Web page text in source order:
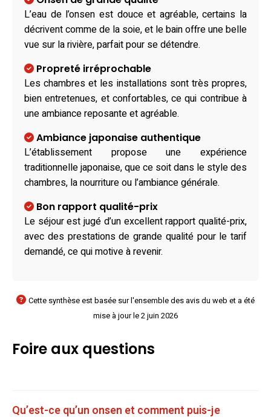
L’eau de l’onsen est douce et agréable, certains la
décrivent comme de la soie, et le bain offre une belle
vue sur la rivière, parfait pour se détendre.
Propreté irréprochable
Les chambres et les installations sont très propres,
bien entretenues, et confortables, ce qui contribue à
une ambiance reposante et agréable.
Ambiance japonaise authentique
L’établissement propose une expérience
traditionnelle japonaise, que ce soit dans le style des
chambres, la nourriture ou l’ambiance générale.
Bon rapport qualité-prix
Le séjour est jugé d’un excellent rapport qualité-prix,
avec des prestations de grande qualité pour le tarif
demandé, ce qui motive à revenir.
Cette synthèse est basée sur l'ensemble des avis du web et a été
mise à jour le 2 juin 2026
Foire aux questions
Qu’est-ce qu’un onsen et comment puis-je